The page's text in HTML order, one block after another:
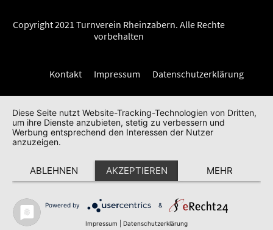
Copyright 2021 Turnverein Rheinzabern. Alle Rechte
vorbehalten
Kontakt Impressum Datenschutzerklärung
Diese Seite nutzt Website-Tracking-Technologien von Dritten,
um ihre Dienste anzubieten, stetig zu verbessern und
Werbung entsprechend den Interessen der Nutzer
anzuzeigen.
ABLEHNEN AKZEPTIEREN MEHR
Powered by &
Impressum Datenschutzerklärung